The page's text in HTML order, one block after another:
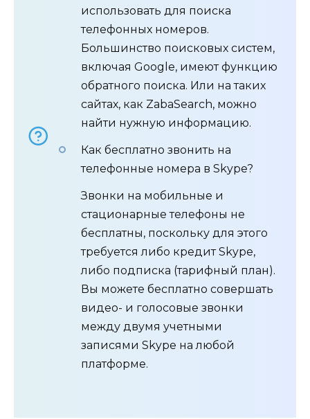
использовать для поиска
телефонных номеров.
Большинство поисковых систем,
включая Google, имеют функцию
обратного поиска. Или на таких
сайтах, как ZabaSearch, можно
найти нужную информацию.
Как бесплатно звонить на
телефонные номера в Skype?
Звонки на мобильные и
стационарные телефоны не
бесплатны, поскольку для этого
требуется либо кредит Skype,
либо подписка (тарифный план).
Вы можете бесплатно совершать
видео- и голосовые звонки
между двумя учетными
записями Skype на любой
платформе.